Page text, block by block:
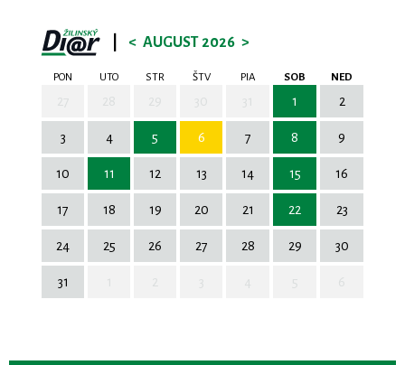
< AUGUST 2026 >
PON UTO STR ŠTV PIA SOB NED
1 2
3 4 5 6 7 8 9
10 11 12 13 14 15 16
17 18 19 20 21 22 23
24 25 26 27 28 29 30
31